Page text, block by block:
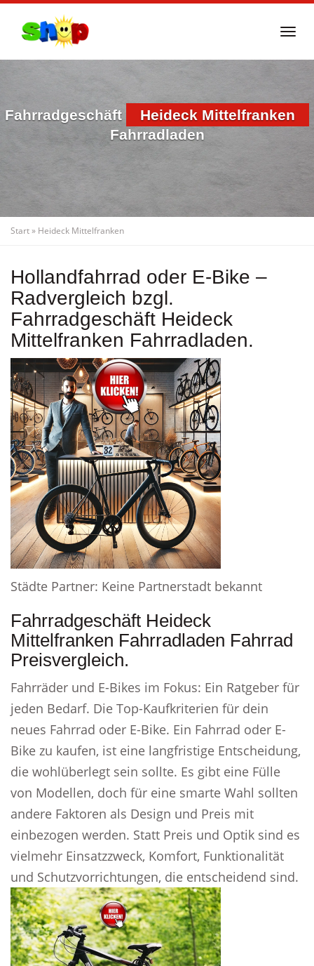
Fahrradgeschäft
Heideck Mittelfranken
Fahrradladen
Start» Heideck Mittelfranken
Hollandfahrrad oder E-Bike –
Radvergleich bzgl.
Fahrradgeschäft Heideck
Mittelfranken Fahrradladen.
Städte Partner: Keine Partnerstadt bekannt
Fahrradgeschäft Heideck
Mittelfranken Fahrradladen Fahrrad
Preisvergleich.
Fahrräder und E-Bikes im Fokus: Ein Ratgeber für
jeden Bedarf. Die Top-Kaufkriterien für dein
neues Fahrrad oder E-Bike. Ein Fahrrad oder E-
Bike zu kaufen, ist eine langfristige Entscheidung,
die wohlüberlegt sein sollte. Es gibt eine Fülle
von Modellen, doch für eine smarte Wahl sollten
andere Faktoren als Design und Preis mit
einbezogen werden. Statt Preis und Optik sind es
vielmehr Einsatzzweck, Komfort, Funktionalität
und Schutzvorrichtungen, die entscheidend sind.